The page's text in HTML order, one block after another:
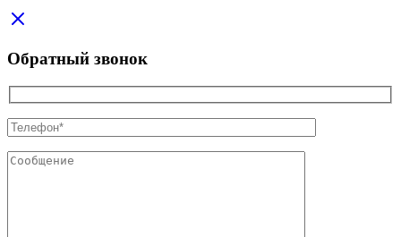
Обратный звонок